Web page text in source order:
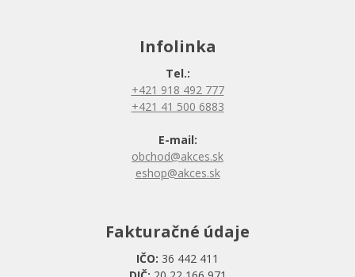
Infolinka
Tel.:
+421 918 492 777
+421 41 500 6883
E-mail:
obchod@akces.sk
eshop@akces.sk
Fakturačné údaje
IČO: 36 442 411